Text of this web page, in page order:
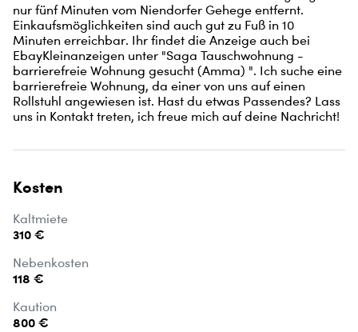
nur fünf Minuten vom Niendorfer Gehege entfernt.
Einkaufsmöglichkeiten sind auch gut zu Fuß in 10
Minuten erreichbar. Ihr findet die Anzeige auch bei
EbayKleinanzeigen unter "Saga Tauschwohnung -
barrierefreie Wohnung gesucht (Amma) ". Ich suche eine
barrierefreie Wohnung, da einer von uns auf einen
Rollstuhl angewiesen ist. Hast du etwas Passendes? Lass
uns in Kontakt treten, ich freue mich auf deine Nachricht!
Kosten
Kaltmiete
310 €
Nebenkosten
118 €
Kaution
800 €